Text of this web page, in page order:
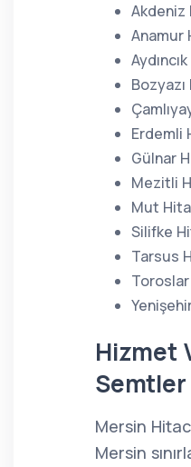
Akdeniz
Anamur
Erdemli
Gülnar
Mezitli
Mut
Silifke
Tarsus
Hizmet
Semtler
Mersin
Mersin